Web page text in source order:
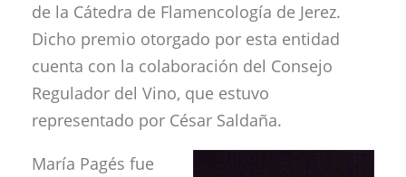
de la Cátedra de Flamencología de Jerez.
Dicho premio otorgado por esta entidad
cuenta con la colaboración del Consejo
Regulador del Vino, que estuvo
representado por César Saldaña.
María Pagés fue